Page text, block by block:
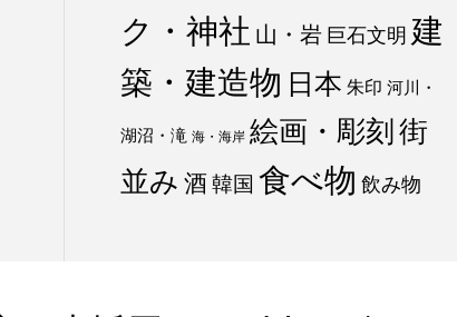
ク・神社 山・岩 巨石文明 建
築・建造物 日本 朱印 河川・
湖沼・滝 海・海岸 絵画・彫刻 街
並み 酒韓国 食べ物 飲み物